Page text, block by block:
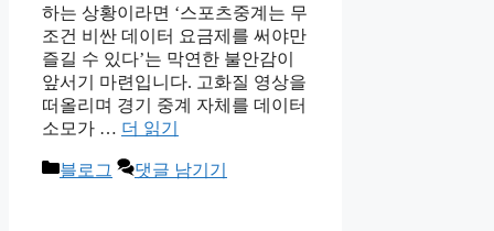
하는 상황이라면 ‘스포츠중계는 무
조건 비싼 데이터 요금제를 써야만
즐길 수 있다’는 막연한 불안감이
앞서기 마련입니다. 고화질 영상을
떠올리며 경기 중계 자체를 데이터
소모가 … 더 읽기
카
블로그 댓글 남기기